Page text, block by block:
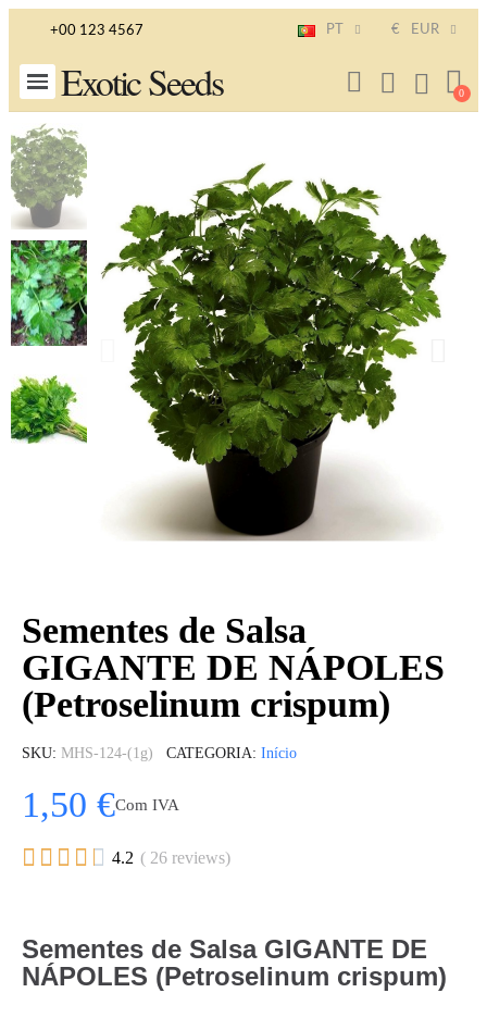
+00 123 4567 PT € EUR
Exotic Seeds
Sementes de Salsa
GIGANTE DE NÁPOLES
(Petroselinum crispum)
SKU MHS-124-(1g) CATEGORIA Início
1,50 €Com IVA
     4.2 ( 26 reviews)
Sementes de Salsa GIGANTE DE
NÁPOLES (Petroselinum crispum)